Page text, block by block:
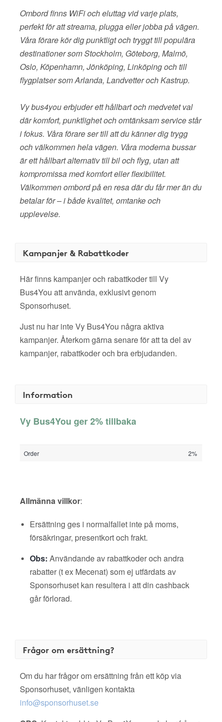
Ombord finns WiFi och eluttag vid varje plats,
perfekt för att streama, plugga eller jobba på vägen.
Våra förare kör dig punktligt och tryggt till populära
destinationer som Stockholm, Göteborg, Malmö,
Oslo, Köpenhamn, Jönköping, Linköping och till
flygplatser som Arlanda, Landvetter och Kastrup.
Vy bus4you erbjuder ett hållbart och medvetet val
där komfort, punktlighet och omtänksam service står
i fokus. Våra förare ser till att du känner dig trygg
och välkommen hela vägen. Våra moderna bussar
är ett hållbart alternativ till bil och flyg, utan att
kompromissa med komfort eller flexibilitet.
Välkommen ombord på en resa där du får mer än du
betalar för – i både kvalitet, omtanke och
upplevelse.
Kampanjer & Rabattkoder
Här finns kampanjer och rabattkoder till Vy
Bus4You att använda, exklusivt genom
Sponsorhuset.
Just nu har inte Vy Bus4You några aktiva
kampanjer. Återkom gärna senare för att ta del av
kampanjer, rabattkoder och bra erbjudanden.
Information
Vy Bus4You ger 2% tillbaka
Order 2%
Allmänna villkor:
Ersättning ges i normalfallet inte på moms,
försäkringar, presentkort och frakt.
Obs: Användande av rabattkoder och andra
rabatter (t ex Mecenat) som ej utfärdats av
Sponsorhuset kan resultera i att din cashback
går förlorad.
Frågor om ersättning?
Om du har frågor om ersättning från ett köp via
Sponsorhuset, vänligen kontakta
info@sponsorhuset.se